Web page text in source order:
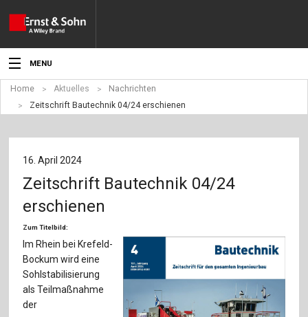
MENU
Aktuelles
Angebote
Fachgebiete
Werben
Service
Für Autor:innen
Home Aktuelles
Nachrichten
Zeitschrift Bautechnik 04/24 erschienen
16. April 2024
Zeitschrift Bautechnik 04/24
erschienen
Zum Titelbild:
Im Rhein bei Krefeld-
Bockum wird eine
Sohlstabilisierung
als Teilmaßnahme
der